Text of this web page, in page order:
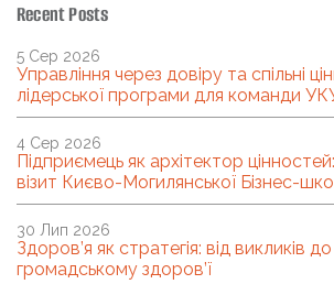
Recent Posts
Управління через довіру та спільні
лідерської програми для команди
5 Сер 2026
Підприємець як архітектор
візит Києво-Могилянської Бізнес-
4 Сер 2026
Здоров’я як стратегія: від викликів
громадському здоров’ї
30 Лип 2026